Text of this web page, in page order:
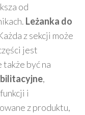
od
Leżanka do
z sekcji może
jest
także być na
,
i
z produktu,